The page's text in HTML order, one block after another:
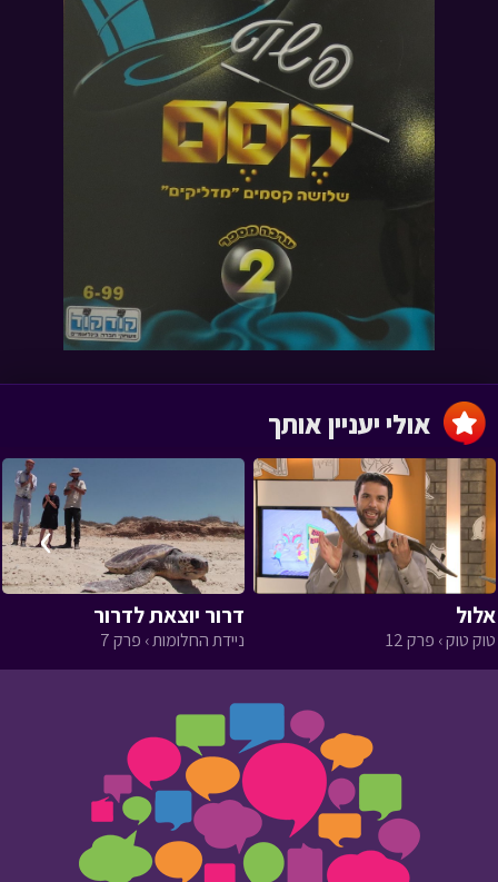
אלול
טוק טוק › פרק 12
דרור יוצאת לדרור
ניידת החלומות › פרק 7
‹
›